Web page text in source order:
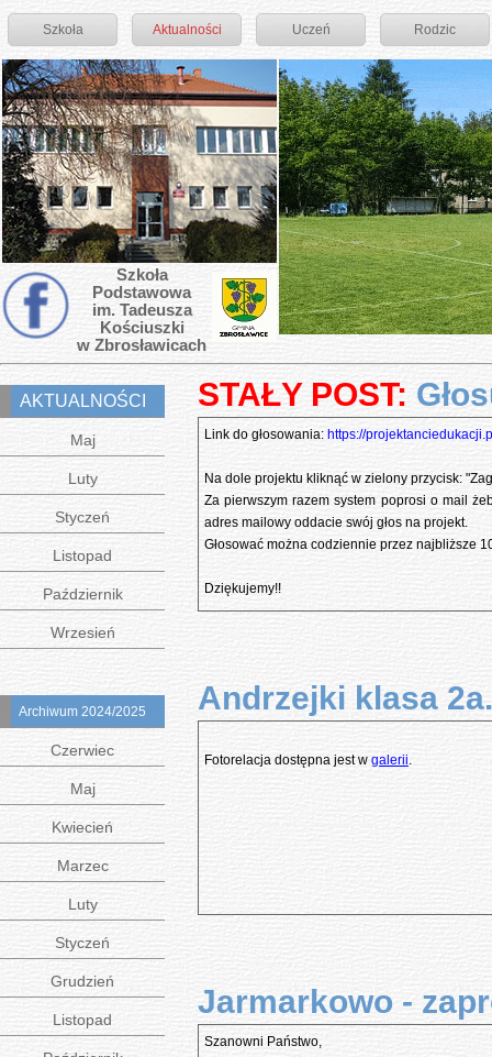
Szkoła Aktualności Uczeń Rodzic
Szkoła
Podstawowa
im. Tadeusza
Kościuszki
w Zbrosławicach
AKTUALNOŚCI
Maj
Luty
Styczeń
Listopad
Październik
Wrzesień
Archiwum 2024/2025
Czerwiec
Maj
Kwiecień
Marzec
Luty
Styczeń
Grudzień
Listopad
STAŁY POST:
Link do głosowania: https://
Na dole projektu kliknąć w zielony przycisk:
Za pierwszym razem system poprosi o mail
adres mailowy oddacie swój głos na projekt.
Głosować można codziennie przez najbliższe
Dziękujemy!!
Andrzejki klasa 2a.
Fotorelacja dostępna jest w galerii.
Jarmarkowo -
Szanowni Państwo,